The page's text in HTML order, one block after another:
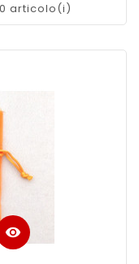
articolo(i)
visibility